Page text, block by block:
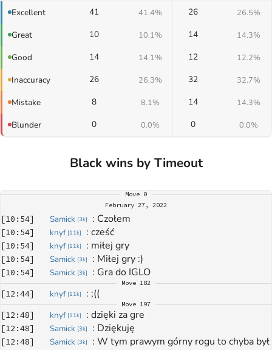
Excellent 41 41.4% 26 26.5%
Great 10 10.1% 14 14.3%
Good 14 14.1% 12 12.2%
Inaccuracy 26 26.3% 32 32.7%
Mistake 8 8.1% 14 14.3%
Blunder 0 0.0% 0 0.0%
Black wins by Timeout
Move 0
February 27, 2022
[10:54] Samick [3k] : Czołem
[10:54] knyf [11k] : cześć
[10:54] knyf [11k] : miłej gry
[10:54] Samick [3k] : Miłej gry :)
[10:54] Samick [3k] : Gra do IGLO
Move 182
[12:44] knyf [11k] : ;((
Move 197
[12:48] knyf [11k] : dzięki za gre
[12:48] Samick [3k] : Dziękuję
[12:48] Samick [3k] : W tym prawym górny rogu to chyba był